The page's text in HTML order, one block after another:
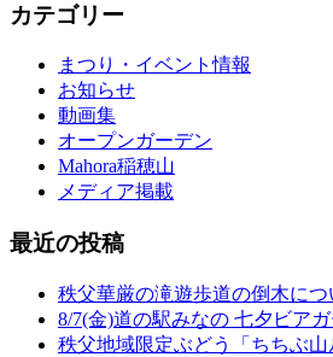
カテゴリー
まつり・イベント情報
お知らせ
動画集
オープンガーデン
Mahora稲穂山
メディア掲載
最近の投稿
秩父華厳の滝遊歩道の倒木につ
8/7(金)道の駅みなの 七夕ビアガ
秩父地域限定ぶどう「ちちぶ